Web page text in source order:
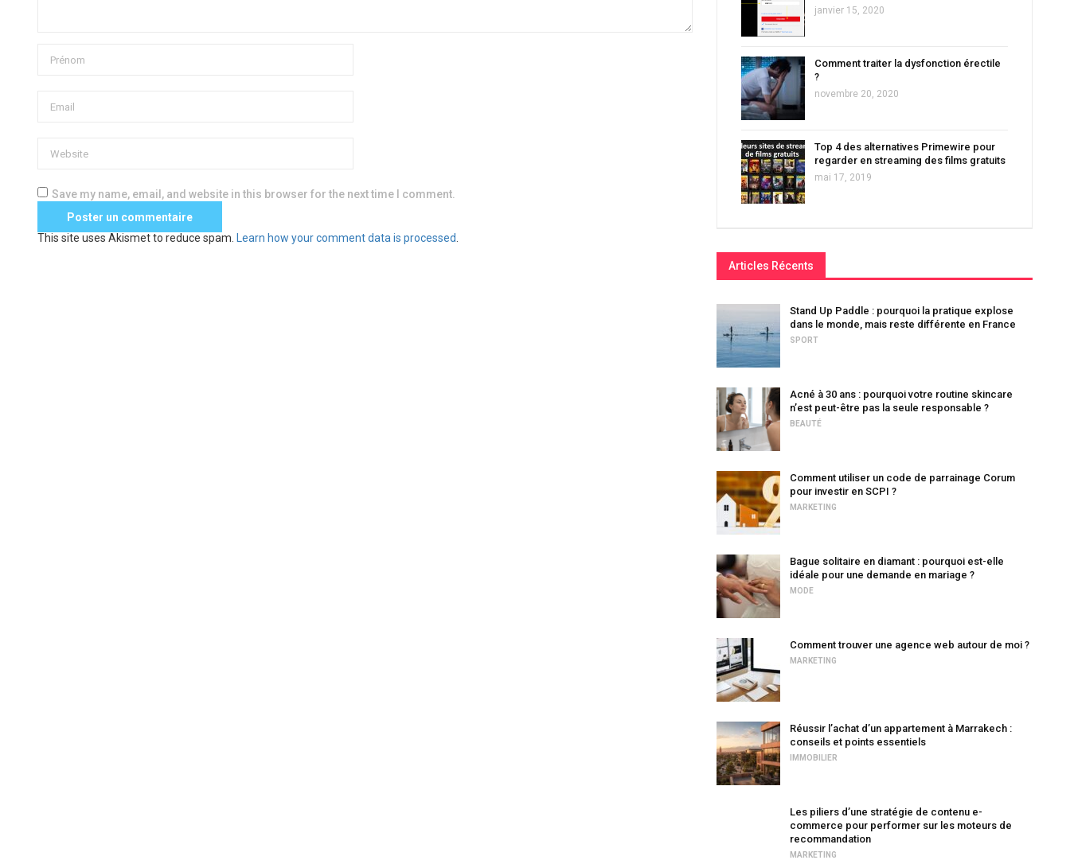
Save my name, email, and website in this browser for the next time I comment.
This site uses Akismet to reduce spam. Learn how your comment data is processed
janvier 15, 2020
Comment traiter la dysfonction érectile
?
novembre 20, 2020
Top 4 des alternatives Primewire pour
regarder en streaming des films gratuits
mai 17, 2019
Articles Récents
Stand Up Paddle : pourquoi la pratique explose
dans le monde, mais reste différente en France
SPORT
Acné à 30 ans : pourquoi votre routine skincare
n’est peut-être pas la seule responsable ?
BEAUTÉ
Comment utiliser un code de parrainage Corum
pour investir en SCPI ?
MARKETING
Bague solitaire en diamant : pourquoi est-elle
idéale pour une demande en mariage ?
MODE
Comment trouver une agence web autour de moi ?
MARKETING
Réussir l’achat d’un appartement à Marrakech :
conseils et points essentiels
IMMOBILIER
Les piliers d’une stratégie de contenu e-
commerce pour performer sur les moteurs de
recommandation
MARKETING